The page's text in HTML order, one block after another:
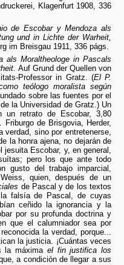
Klagenfurt 1908, 336
de Escobar y Mendoza als
und in Lichte der Warheit,
im Breisgau 1911, 336 págs.
als Moraltheologe in Pascals
Auf Grund der Quellen von
Professor in Gratz. (El P.
teólogo moralista según
sobre las fuentes por el
la Universidad de Gratz.) Un
un retrato de Escobar, 3,80
de Brisgovia, Herder,
verdad, sino por entretenerse,
la honra ajena, no dejarán de
jesuita Escobar, y, en general,
pero los que ante todo
gusto del trabajo imparcial,
quien, después de un
de Pascal y de los textos
falsía de Pascal, de cuyas
ceñido la ignorancia y la
por su profunda doctrina y
que el calumniador sea por
la verdad, porque...
la justicia. ¡Cuántas veces
la máxima el fin justifica los
a condición de llegar a sus